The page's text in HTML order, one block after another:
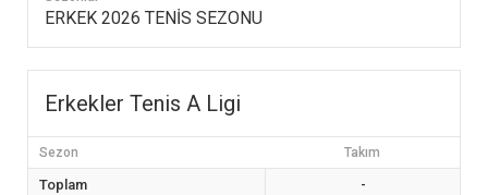
ERKEK 2026 TENİS SEZONU
Erkekler Tenis A Ligi
Sezon Takım
Toplam -